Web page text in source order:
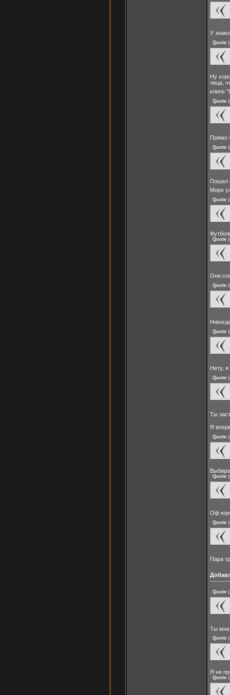
У
Quote (
Ну
лица,
клипе
Quote (
Прямо
Quote (
Пошел
Море
Quote (
Quote (
Они
Quote (
Quote (
Нету,
Quote (
Ты
Я
Quote (
Quote (
Оф
Quote (
Пара
Quote (
Ты мне
Quote (
Я не
Quote (